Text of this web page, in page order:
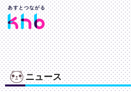
ニュース